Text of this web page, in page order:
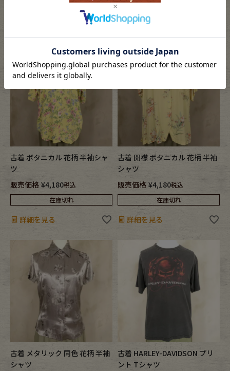
在庫切れ 在庫切れ
詳細を見る
古着 ボタニカル 花柄 半袖シャ
ツ
販売価格 ¥4,180税込
在庫切れ
詳細を見る
古着 開襟 ボタニカル 花柄 半袖
シャツ
販売価格 ¥4,180税込
在庫切れ
詳細を見る
古着 メタリック 同色 花柄 半袖
シャツ
古着 HARLEY-DAVIDSON プリ
ント Tシャツ